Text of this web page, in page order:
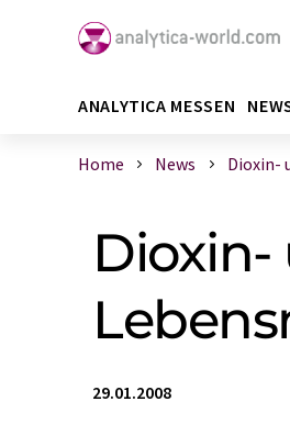
ANALYTICA MESSEN
Home News Dioxin-
29.01.2008